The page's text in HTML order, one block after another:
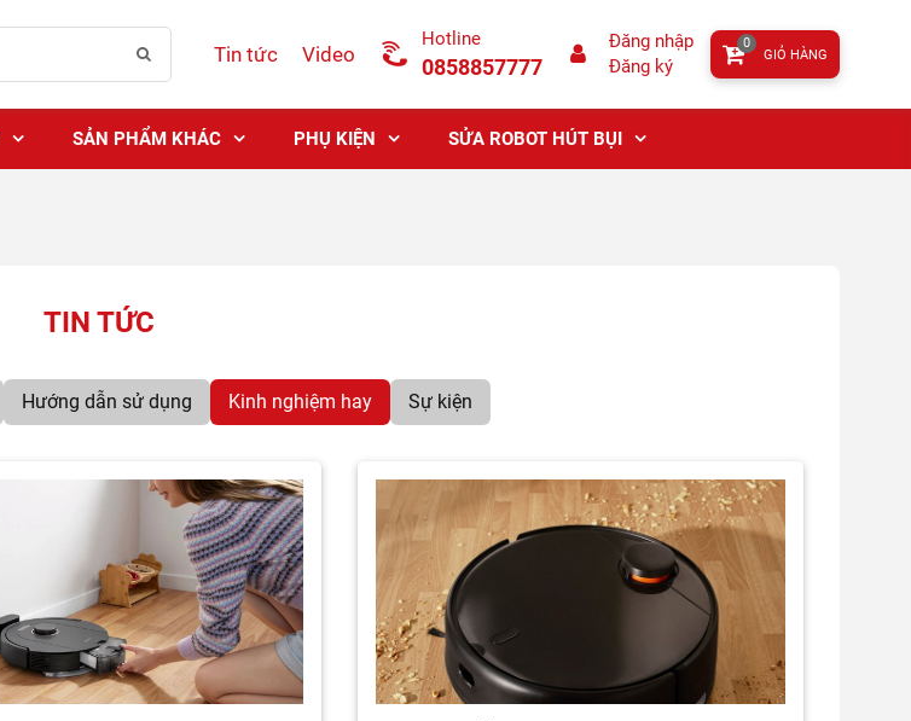
Tin tức Video
Hotline
0858857777
Đăng nhập
Đăng ký
GIỎ HÀNG
0
SẢN PHẨM KHÁC PHỤ KIỆN SỬA ROBOT HÚT BỤI
TIN TỨC
Hướng dẫn sử dụng Kinh nghiệm hay Sự kiện